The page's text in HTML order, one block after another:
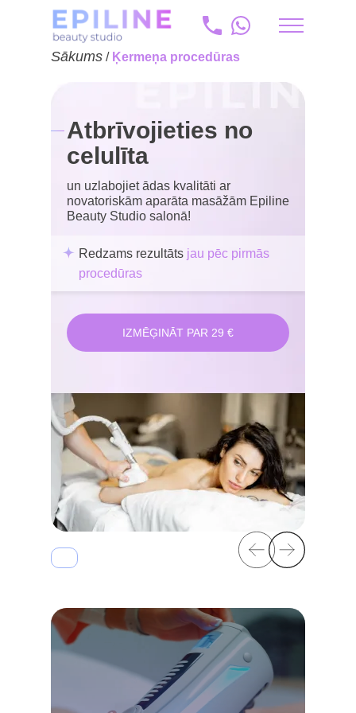
ru
info@epiline.lv
Sākums / Ķermeņa procedūras
Atbrīvojieties no
celulīta
un uzlabojiet ādas kvalitāti ar
novatoriskām aparāta masāžām Epiline
Beauty Studio salonā!
Redzams rezultāts jau pēc pirmās
procedūras
IZMĒĢINĀT PAR 29 €
Endosfēras terapija